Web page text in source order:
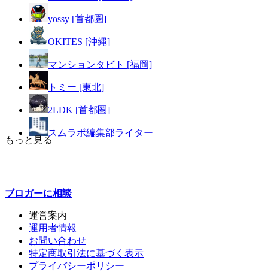
yossy [首都圏]
OKITES [沖縄]
マンションタビト [福岡]
トミー [東北]
2LDK [首都圏]
スムラボ編集部ライター
もっと見る
ブロガーに相談
運営案内
運用者情報
お問い合わせ
特定商取引法に基づく表示
プライバシーポリシー